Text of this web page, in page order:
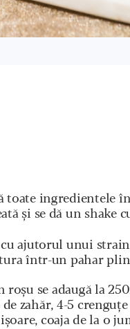
toate ingredientele
și se dă un shake
cu ajutorul unui
într-un pahar plin
roșu se adaugă la
de zahăr, 4-5
coaja de la o